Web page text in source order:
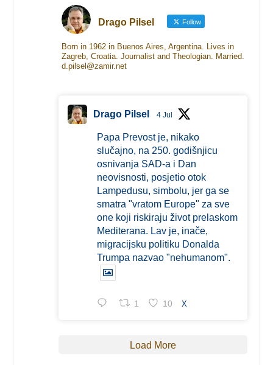
Drago Pilsel Follow
Born in 1962 in Buenos Aires, Argentina. Lives in
Zagreb, Croatia. Journalist and Theologian. Married.
d.pilsel@zamir.net
Drago Pilsel 4 Jul
Papa Prevost je, nikako
slučajno, na 250. godišnjicu
osnivanja SAD-a i Dan
neovisnosti, posjetio otok
Lampedusu, simbolu, jer ga se
smatra "vratom Europe" za sve
one koji riskiraju život prelaskom
Mediterana. Lav je, inače,
migracijsku politiku Donalda
Trumpa nazvao "nehumanom".
1 10 X
Load More